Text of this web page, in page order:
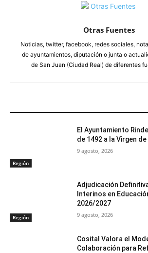
Otras Fuentes
Noticias, twitter, facebook, redes sociales,
de ayuntamientos, diputación o junta o
de San Juan (Ciudad Real) de diferentes
Región
El Ayuntamiento
de 1492 a la Virgen de
9 agosto, 2026
Región
Adjudicación
Interinos en
2026/2027
9 agosto, 2026
Cosital Valora el
Colaboración para